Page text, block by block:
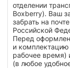
отделении
Boxberry). Ваш
забрать на
Российской
Перед
и
рабочее время)
(в любое